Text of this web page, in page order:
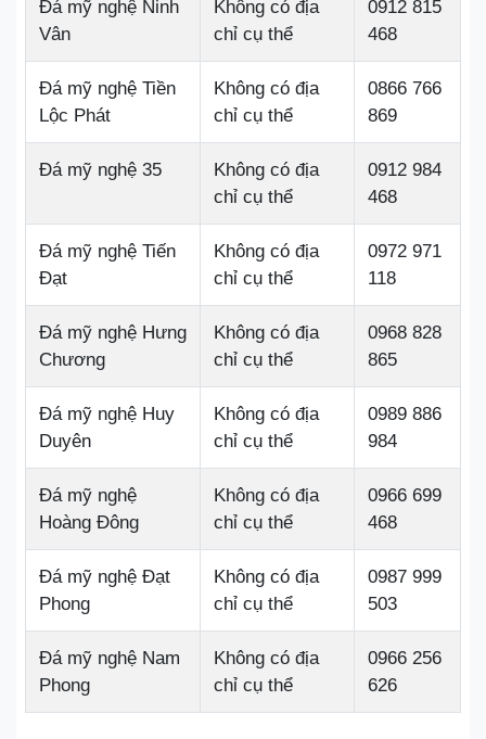
Đá mỹ nghệ Ninh
Vân
Không có địa
chỉ cụ thể
0912 815
468
Đá mỹ nghệ Tiền
Lộc Phát
Không có địa
chỉ cụ thể
0866 766
869
Đá mỹ nghệ 35
Không có địa
chỉ cụ thể
0912 984
468
Đá mỹ nghệ Tiến
Đạt
Không có địa
chỉ cụ thể
0972 971
118
Đá mỹ nghệ Hưng
Chương
Không có địa
chỉ cụ thể
0968 828
865
Đá mỹ nghệ Huy
Duyên
Không có địa
chỉ cụ thể
0989 886
984
Đá mỹ nghệ
Hoàng Đông
Không có địa
chỉ cụ thể
0966 699
468
Đá mỹ nghệ Đạt
Phong
Không có địa
chỉ cụ thể
0987 999
503
Đá mỹ nghệ Nam
Phong
Không có địa
chỉ cụ thể
0966 256
626